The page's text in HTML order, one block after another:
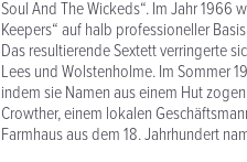
Soul And The Wickeds“. Im Jahr 1966
Keepers“ auf halb professioneller
Das resultierende Sextett verringerte
Lees und Wolstenholme. Im Sommer
indem sie Namen aus einem Hut
Crowther, einem lokalen
Farmhaus aus dem 18. Jahrhundert